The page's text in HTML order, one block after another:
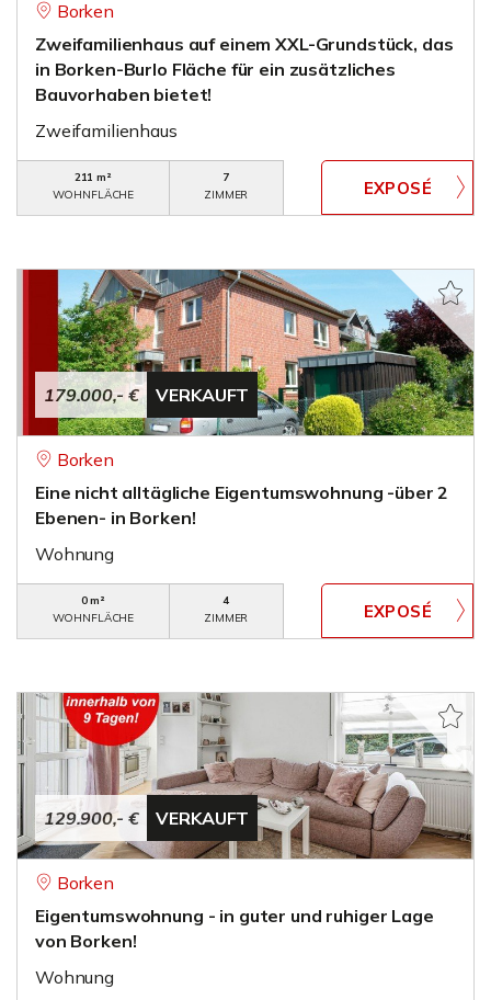
Borken
Zweifamilienhaus auf einem XXL-Grundstück, das
in Borken-Burlo Fläche für ein zusätzliches
Bauvorhaben bietet!
Zweifamilienhaus
211 m²
WOHNFLÄCHE
7
ZIMMER
179.000,- € VERKAUFT
Borken
Eine nicht alltägliche Eigentumswohnung -über 2
Ebenen- in Borken!
Wohnung
0 m²
WOHNFLÄCHE
4
ZIMMER
129.900,- € VERKAUFT
Borken
Eigentumswohnung - in guter und ruhiger Lage
von Borken!
Wohnung